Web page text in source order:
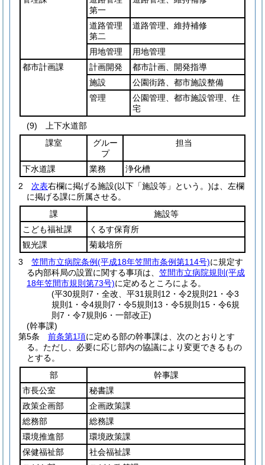
第一
道路管理
第二
道路管理、維持補修
用地管理
用地管理
都市計画課
計画開発
都市計画、開発指導
施設
公園街路、都市施設整備
管理
公園管理、都市施設管理、住
宅
(9)
上下水道部
課室
グルー
プ
担当
下水道課 業務
浄化槽
2
次表右欄に掲げる施設(以下「施設等」という。)は、左欄
に掲げる課に所属させる。
課
施設等
こども福祉課
くるす保育所
観光課
菊栽培所
3
笠間市立病院条例(平成18年笠間市条例第114号)に規定す
る内部科局の設置に関する事項は、 笠間市立病院規則 (平成
18年笠間市規則第73号)に定めるところによる。
(平30規則7・全改、平31規則12・令2規則21・令3
規則1・令4規則7・令5規則13・令5規則15・令6規
則7・令7規則6・一部改正)
(幹事課)
第5条
前条第1項に定める部の幹事課は、次のとおりとす
る。 ただし、必要に応じ部内の協議により変更できるもの
とする。
部
幹事課
市長公室
秘書課
政策企画部
企画政策課
総務部
総務課
環境推進部
環境政策課
保健福祉部
社会福祉課